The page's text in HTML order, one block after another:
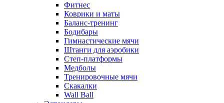
Фитнес
Коврики и маты
Баланс-тренинг
Бодибары
Гимнастические мячи
Штанги для аэробики
Степ-платформы
Медболы
Тренировочные мячи
Скакалки
Wall Ball